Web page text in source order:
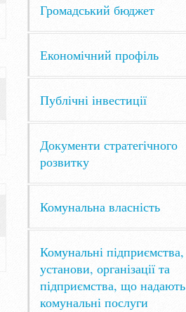
Громадський бюджет
Економічний профіль
Публічні інвестиції
Документи стратегічного
розвитку
Комунальна власність
Комунальні підприємства,
установи, організації та
підприємства, що надають
комунальні послуги